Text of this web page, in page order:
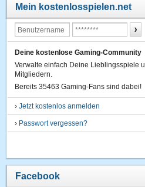
Mein kostenlosspielen.net
Deine kostenlose Gaming-Community
Verwalte einfach Deine Lieblingsspiele
Mitgliedern.
Bereits 35463 Gaming-Fans sind dabei!
›Jetzt kostenlos anmelden
› Passwort vergessen?
Facebook